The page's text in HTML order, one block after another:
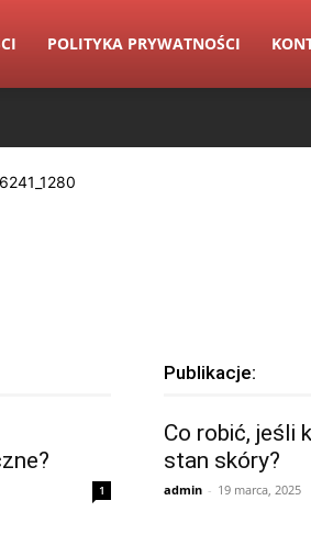
POLITYKA PRYWATNOŚCI
1
Publikacje:
Co robić, jeśli
stan skóry?
admin - 19 marca, 2025